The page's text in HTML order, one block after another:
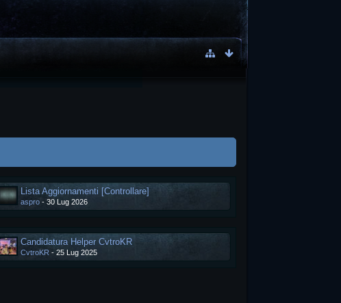
Lista Aggiornamenti [Controllare]
aspro- 30 Lug 2026
Candidatura Helper CvtroKR
CvtroKR- 25 Lug 2025